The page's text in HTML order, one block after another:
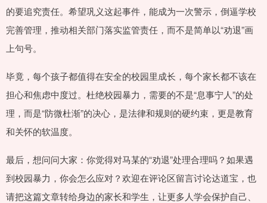
的要追究责任。希望巩义这起事件，能成为一次警示，倒逼学校
完善管理，推动相关部门落实监管责任，而不是简单以“劝退”画
上句号。
毕竟，每个孩子都值得在安全的校园里成长，每个家长都不该在
担心和焦虑中度过。杜绝校园暴力，需要的不是“息事宁人”的处
理，而是“防微杜渐”的决心，是法律和规则的硬约束，更是教育
和关怀的软温度。
最后，想问问大家：你觉得对马某的“劝退”处理合理吗？如果遇
到校园暴力，你会怎么应对？欢迎在评论区留言讨论达道宝，也
请把这篇文章转给身边的家长和学生，让更多人学会保护自己、